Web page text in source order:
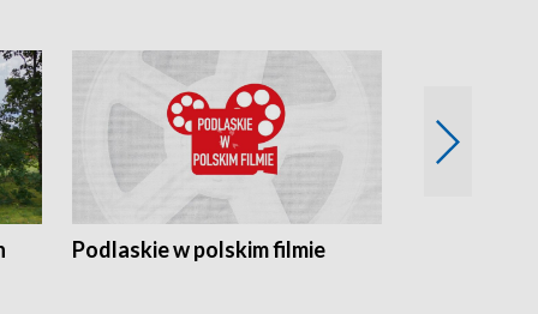
Podlaskie w polskim filmie